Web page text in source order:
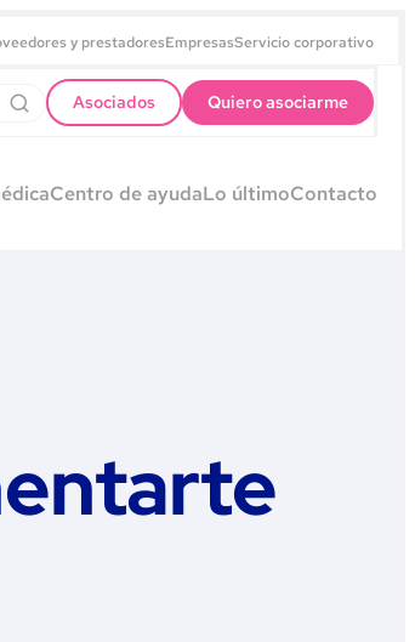
y prestadoresEmpresasServicio corporativo
Asociados Quiero asociarme
Centro de ayudaLo últimoContacto